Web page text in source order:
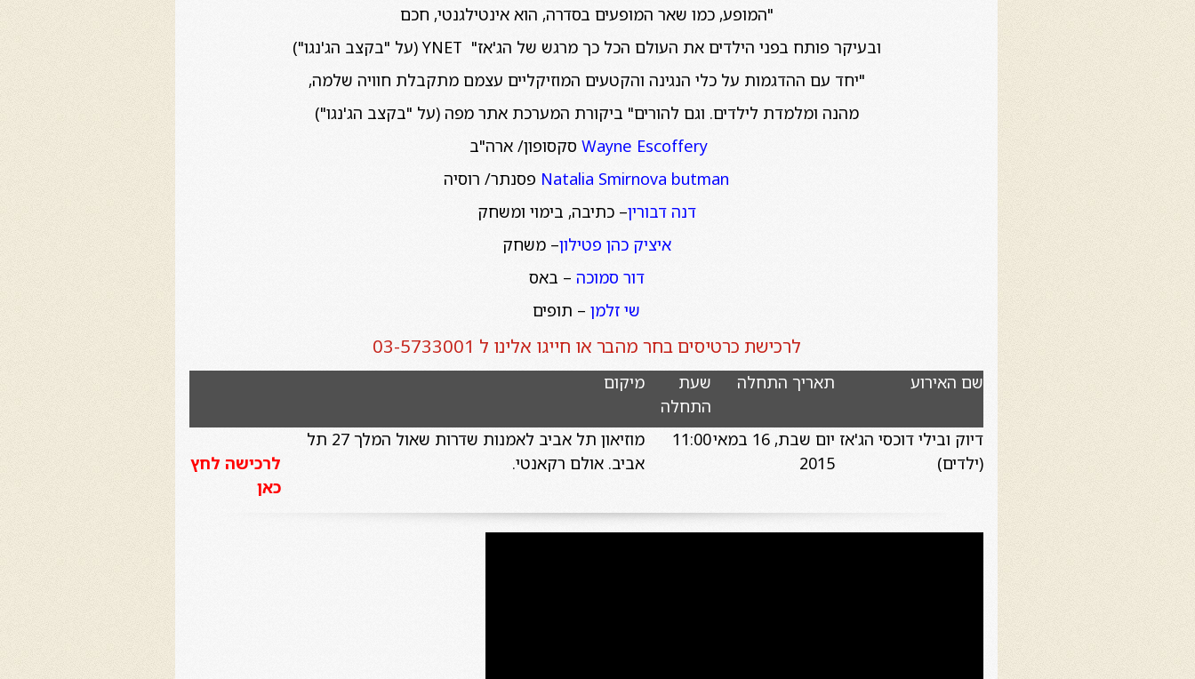
"המופע, כמו שאר המופעים בסדרה, הוא אינטילגנטי, חכם
ובעיקר פותח בפני הילדים את העולם הכל כך מרגש של הג'אז" YNET (על "בקצב הג'נגו")
"יחד עם ההדגמות על כלי הנגינה והקטעים המוזיקליים עצמם מתקבלת חוויה שלמה,
מהנה ומלמדת לילדים. וגם להורים" ביקורת המערכת אתר מפה (על "בקצב הג'נגו")
Wayne Escoffery סקסופון/ ארה"ב
Natalia Smirnova butman פסנתר/ רוסיה
דנה דבורין– כתיבה, בימוי ומשחק
איציק כהן פטילון– משחק
דור סמוכה – באס
שי זלמן – תופים
לרכישת כרטיסים בחר מהבר או חייגו אלינו ל 03-5733001
שם האירוע תאריך התחלה
שעת
התחלה
מיקום
דיוק ובילי דוכסי הג'אז
(ילדים)
יום שבת, 16 במאי
2015
11:00
מוזיאון תל אביב לאמנות שדרות שאול המלך 27 תל
אביב. אולם רקאנטי.
לרכישה לחץ
כאן